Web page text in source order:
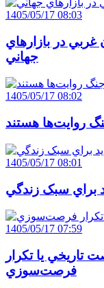
1405/05/17 08:03
غربي در بازارهاي
جهاني
1405/05/17 08:02
روايت‌ها هستند
1405/05/17 08:01
براي سبک زندگي
1405/05/17 07:59
تاريخي يا تکرار
فرصت‌سوزي